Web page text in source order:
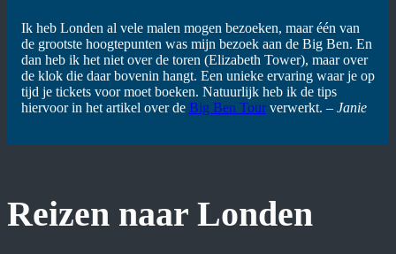
Ik heb Londen al vele malen mogen bezoeken, maar één van
de grootste hoogtepunten was mijn bezoek aan de Big Ben. En
dan heb ik het niet over de toren (Elizabeth Tower), maar over
de klok die daar bovenin hangt. Een unieke ervaring waar je op
tijd je tickets voor moet boeken. Natuurlijk heb ik de tips
hiervoor in het artikel over de Big Ben Tourverwerkt. – Janie
Reizen naar Londen